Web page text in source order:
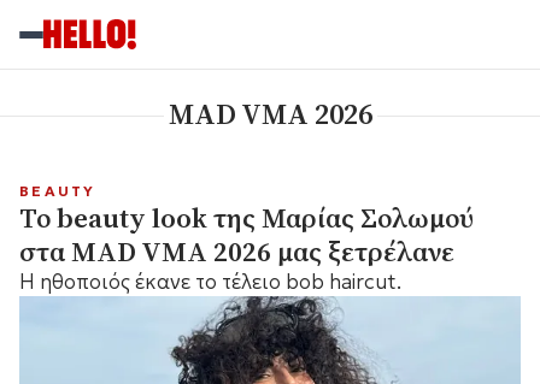
MAD VMA 2026
BEAUTY
Το beauty look της Μαρίας Σολωμού
στα MAD VMA 2026 μας ξετρέλανε
Η ηθοποιός έκανε το τέλειο bob haircut.